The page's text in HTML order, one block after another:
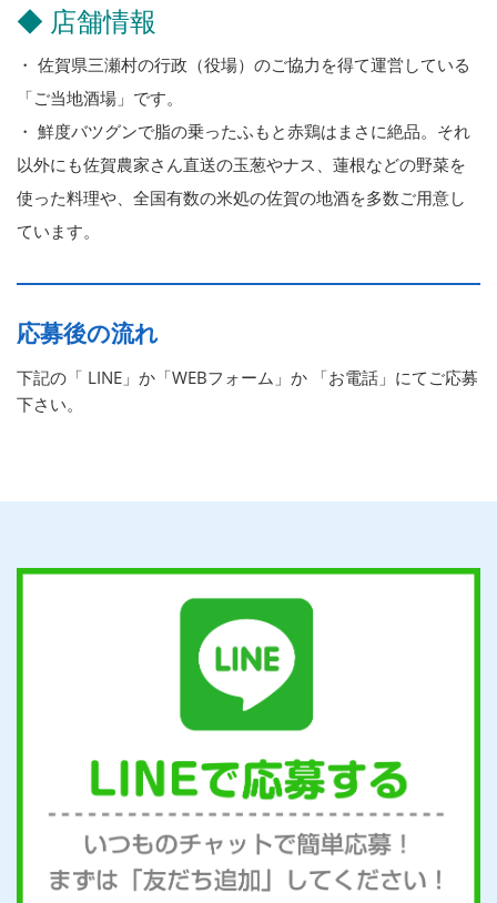
◆ 店舗情報
・ 佐賀県三瀬村の行政（役場）のご協力を得て運営している
「ご当地酒場」です。
・ 鮮度バツグンで脂の乗ったふもと赤鶏はまさに絶品。それ
以外にも佐賀農家さん直送の玉葱やナス、蓮根などの野菜を
使った料理や、全国有数の米処の佐賀の地酒を多数ご用意し
ています。
応募後の流れ
下記の「 LINE」か「WEBフォーム」か 「お電話」にてご応募
下さい。